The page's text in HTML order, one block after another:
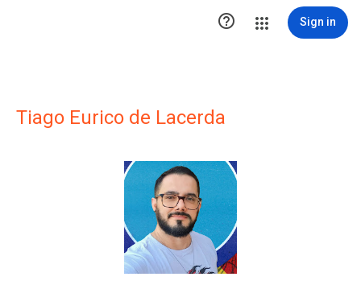
 Sign in
Tiago Eurico de Lacerda